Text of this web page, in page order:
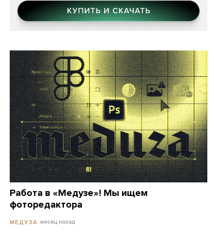
Работа в «Медузе»! Мы ищем
фоторедактора
МЕДУЗА месяц назад